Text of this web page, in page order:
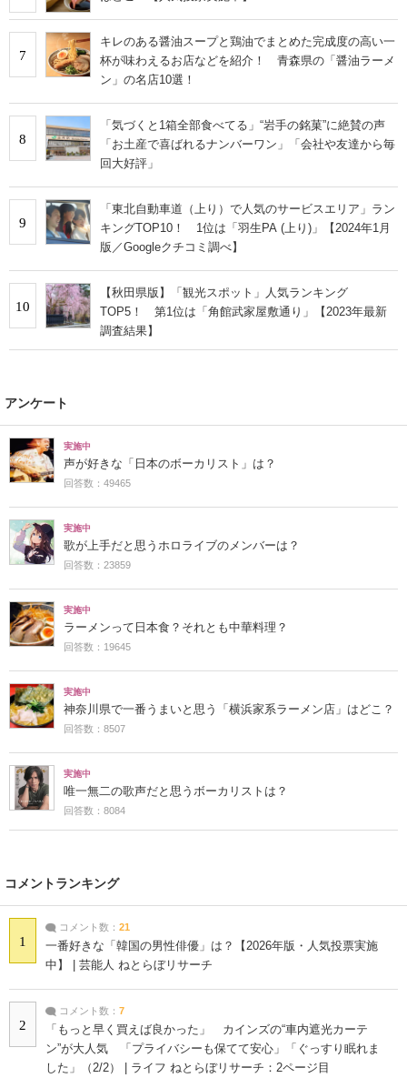
7
キレのある醤油スープと鶏油でまとめた完成度の高い一
杯が味わえるお店などを紹介！ 青森県の「醤油ラーメ
ン」の名店10選！
8
「気づくと1箱全部食べてる」“岩手の銘菓”に絶賛の声
「お土産で喜ばれるナンバーワン」「会社や友達から毎
回大好評」
9
「東北自動車道（上り）で人気のサービスエリア」ラン
キングTOP10！ 1位は「羽生PA (上り)」【2024年1月
版／Googleクチコミ調べ】
10
【秋田県版】「観光スポット」人気ランキング
TOP5！ 第1位は「角館武家屋敷通り」【2023年最新
調査結果】
アンケート
実施中
声が好きな「日本のボーカリスト」は？
回答数：49465
実施中
歌が上手だと思うホロライブのメンバーは？
回答数：23859
実施中
ラーメンって日本食？それとも中華料理？
回答数：19645
実施中
神奈川県で一番うまいと思う「横浜家系ラーメン店」はどこ？
回答数：8507
実施中
唯一無二の歌声だと思うボーカリストは？
回答数：8084
コメントランキング
1
コメント数： 21
一番好きな「韓国の男性俳優」は？【2026年版・人気投票実施
中】 | 芸能人 ねとらぼリサーチ
2
コメント数： 7
「もっと早く買えば良かった」 カインズの“車内遮光カーテ
ン”が大人気 「プライバシーも保てて安心」「ぐっすり眠れま
した」（2/2） | ライフ ねとらぼリサーチ：2ページ目